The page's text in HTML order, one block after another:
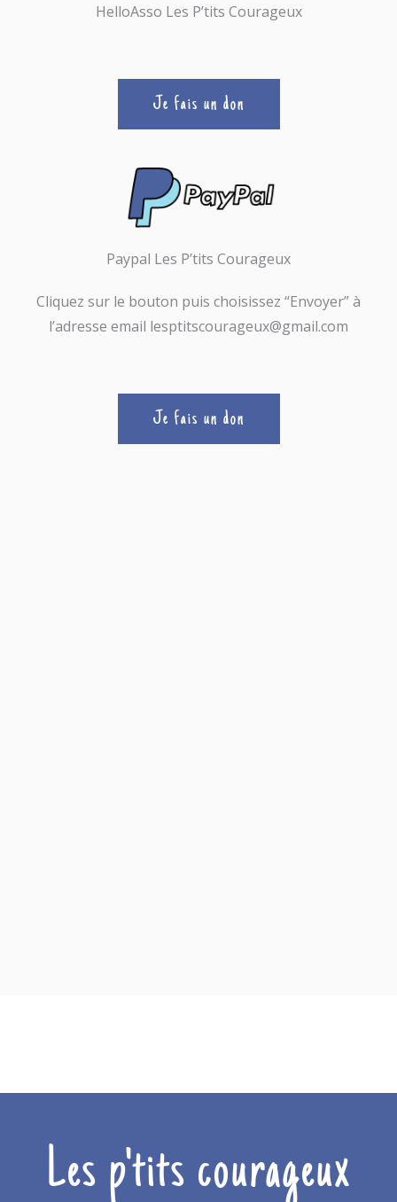
HelloAsso Les P’tits Courageux
Je fais un don
Paypal Les P’tits Courageux
Cliquez sur le bouton puis choisissez “Envoyer” à
l’adresse email lesptitscourageux@gmail.com
Je fais un don
Les p'tits courageux